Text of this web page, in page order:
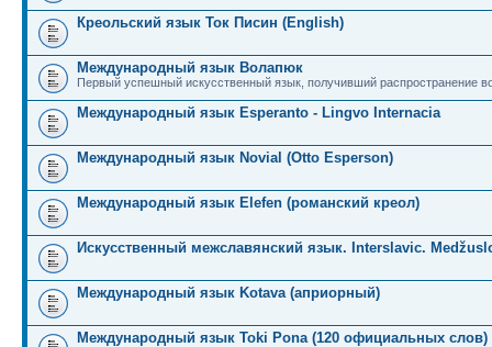
Креольский язык Ток Писин (English)
Международный язык Волапюк
Первый успешный искусственный язык, получивший распространение
Международный язык Esperanto - Lingvo Internacia
Международный язык Novial (Otto Esperson)
Международный язык Elefen (романский креол)
Искусственный межславянский язык. Interslavic.
Международный язык Kotava (априорный)
Международный язык Toki Pona (120 официальных слов)